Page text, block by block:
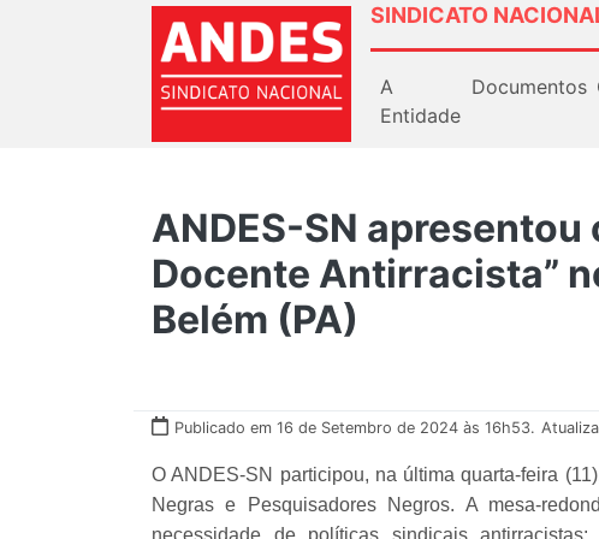
SINDICATO
A
Entidade
Documentos
ANDES-SN apresentou
Docente Antirracista”
Belém (PA)
Publicado em 16 de Setembro de 2024 às 16h53.
O ANDES-SN participou, na última quarta-feira
Negras e Pesquisadores Negros. A mesa-
necessidade de políticas sindicais